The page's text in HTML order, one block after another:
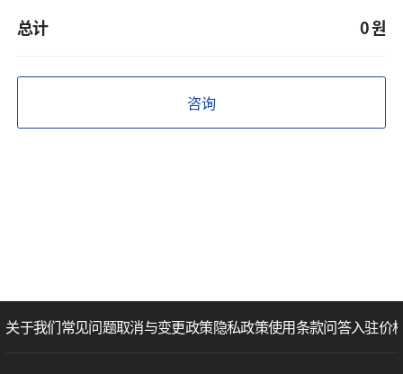
总计 0원
咨询
关于我们常见问题取消与变更政策隐私政策使用条款问答入驻价